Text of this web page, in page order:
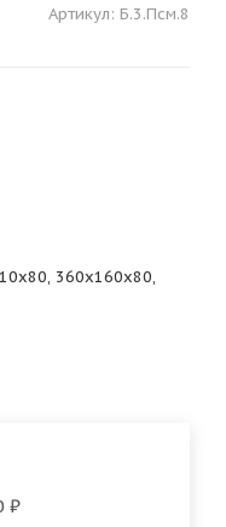
Артикул: Б.3.Псм.8
360х160х80,
₽